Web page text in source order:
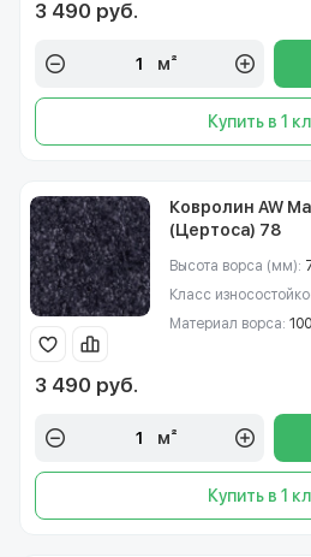
3 490 руб.
м²
Купить в 1
Ковролин AW
(Цертоса) 78
Высота ворса (мм):
Класс
Материал ворса:
3 490 руб.
м²
Купить в 1